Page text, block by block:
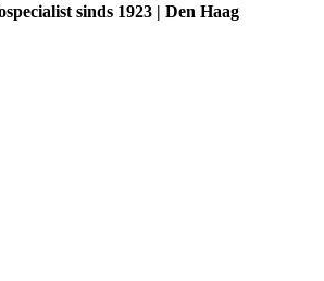
sinds 1923 | Den Haag